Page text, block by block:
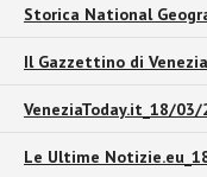
Storica National
Il Gazzettino di
VeneziaToday.it_18/03/
Le Ultime